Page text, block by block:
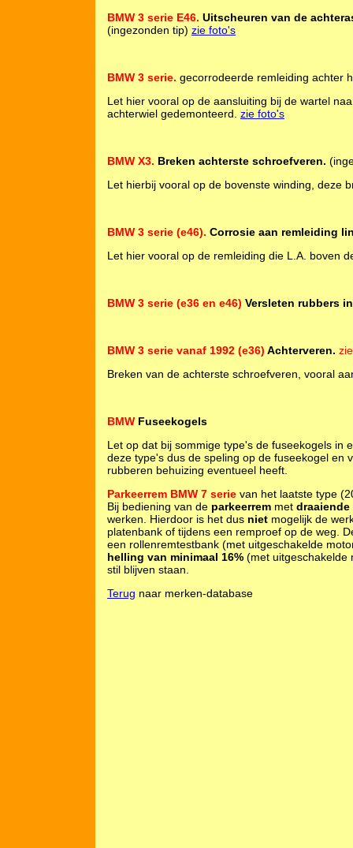
BMW 3 serie E46. Uitscheuren van de
(ingezonden tip) zie foto's
BMW 3 serie. gecorrodeerde remleiding achter
Let hier vooral op de aansluiting bij de wartel
achterwiel gedemonteerd. zie foto's
BMW X3. Breken achterste schroefveren.
Let hierbij vooral op de bovenste winding, deze
BMW 3 serie (e46). Corrosie aan remleiding
Let hier vooral op de remleiding die L.A. boven
BMW 3 serie (e36 en e46) Versleten rubbers
BMW 3 serie vanaf 1992 (e36) Achterveren.
Breken van de achterste schroefveren, vooral
BMW Fuseekogels
Let op dat bij sommige type's de fuseekogels in
deze type's dus de speling op de fuseekogel en
rubberen behuizing eventueel heeft.
Parkeerrem BMW 7 serie van het laatste type
Bij bediening van de parkeerrem met
werken. Hierdoor is het dus niet mogelijk de
platenbank of tijdens een remproef op de weg.
een rollenremtestbank (met uitgeschakelde
helling van minimaal 16% (met uitgeschakelde
stil blijven staan.
Terug naar merken-database